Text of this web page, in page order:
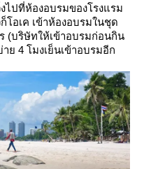
ไปที่ห้องอบรมของโรงแรม
โอเค เข้าห้องอบรมในชุด
(บริษัทให้เข้าอบรมก่อนกิน
ย 4 โมงเย็นเข้าอบรมอีก